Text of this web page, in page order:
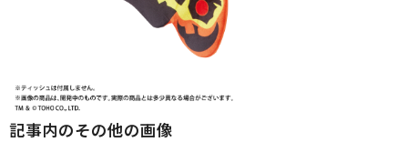
記事内のその他の画像